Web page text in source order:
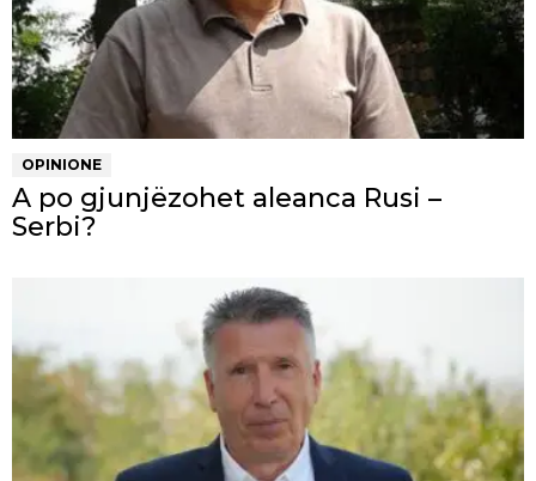
OPINIONE
A po gjunjëzohet aleanca Rusi –
Serbi?